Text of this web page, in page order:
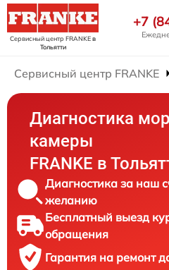
Сервисный центр FRANKEв
Тольятти
+7
Сервисный центр FRANKE
Диагностика
камеры
FRANKE в
Диагностика за наш
желанию
Бесплатный выезд
обращения
Гарантия на ремонт